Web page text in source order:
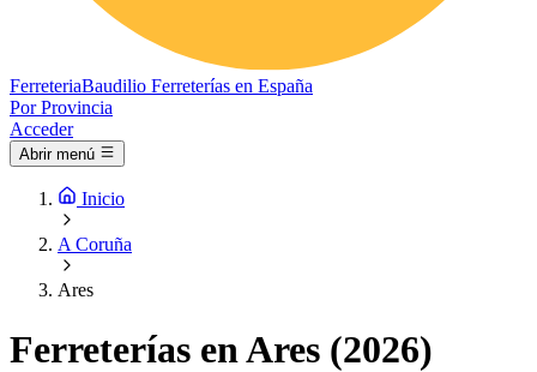
FerreteriaBaudilio Ferreterías en España
Por Provincia
Acceder
Abrir menú
Inicio
A Coruña
Ares
Ferreterías en Ares (2026)